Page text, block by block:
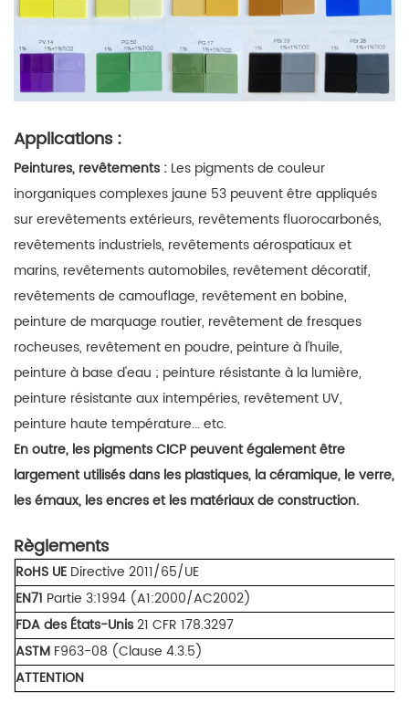
Applications :
Peintures, revêtements : Les pigments de couleur
inorganiques complexes jaune 53 peuvent être appliqués
surerevêtements extérieurs, revêtements fluorocarbonés,
revêtements industriels, revêtements aérospatiaux et
marins, revêtements automobiles, revêtement décoratif,
revêtements de camouflage, revêtement en bobine,
peinture de marquage routier, revêtement de fresques
rocheuses, revêtement en poudre, peinture à l'huile,
peinture à base d'eau ; peinture résistante à la lumière,
peinture résistante aux intempéries, revêtement UV,
peinture haute température... etc.
En outre, les pigments CICP peuvent également être
largement utilisés dans les plastiques, la céramique, le verre,
les émaux, les encres et les matériaux de construction.
Règlements
RoHS UE Directive 2011/65/UE
EN71 Partie 3:1994 (A1:2000/AC2002)
FDA des États-Unis21 CFR 178.3297
ASTM F963-08 (Clause 4.3.5)
ATTENTION